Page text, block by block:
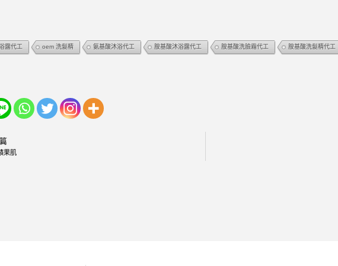
露代工 oem 洗髮精 氨基酸沐浴代工 胺基酸沐浴露代工 胺基酸洗臉霜代工 胺基酸洗髮精代工
果肌